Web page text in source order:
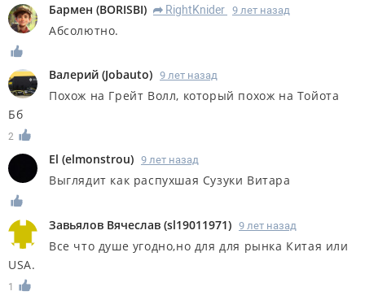
Бармен (BORISBI) R RightKnider 9 лет назад
Абсолютно.
Валерий (Jobauto) 9 лет назад
Похож на Грейт Волл, который похож на Тойота
Бб
2
El (elmonstrou) 9 лет назад
Выглядит как распухшая Сузуки Витара
Завьялов Вячеслав (sl19011971) 9 лет назад
Все что душе угодно,но для для рынка Китая или
USA.
1